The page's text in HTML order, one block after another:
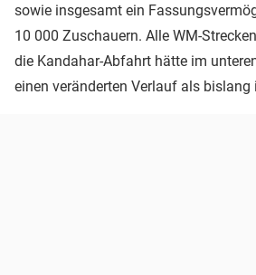
sowie insgesamt ein
10 000 Zuschauern. Alle WM-
die Kandahar-Abfahrt hätte im
einen veränderten Verlauf als bislang